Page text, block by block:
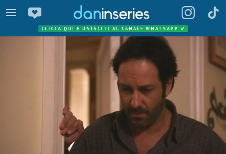
CLICCA QUI E UNISCITI AL CANALE WHATSAPP ✔